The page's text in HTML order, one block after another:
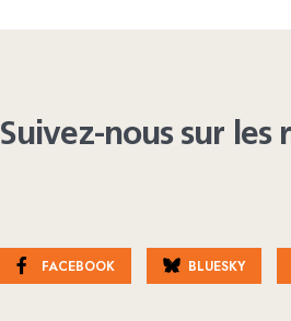
Suivez-nous sur les
FACEBOOK BLUESKY